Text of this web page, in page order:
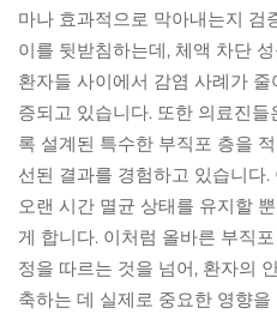
마나 효과적으로 막아내는지 검
이를 뒷받침하는데, 체액 차단
환자들 사이에서 감염 사례가
증되고 있습니다. 또한 의료진
록 설계된 특수한 부직포 층을
선된 결과를 경험하고 있습니다
오랜 시간 멸균 상태를 유지할
게 합니다. 이처럼 올바른 부직
정을 따르는 것을 넘어, 환자의
축하는 데 실제로 중요한 영향